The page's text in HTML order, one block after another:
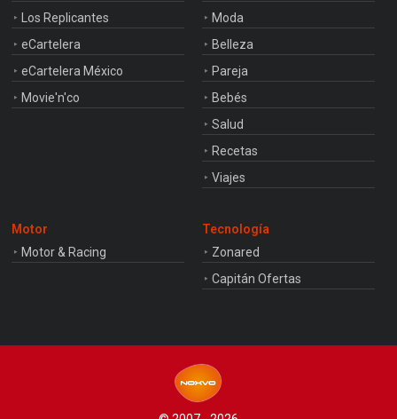
Los Replicantes
eCartelera
eCartelera México
Movie'n'co
Moda
Belleza
Pareja
Bebés
Salud
Recetas
Viajes
Motor
Motor & Racing
Tecnología
Zonared
Capitán Ofertas